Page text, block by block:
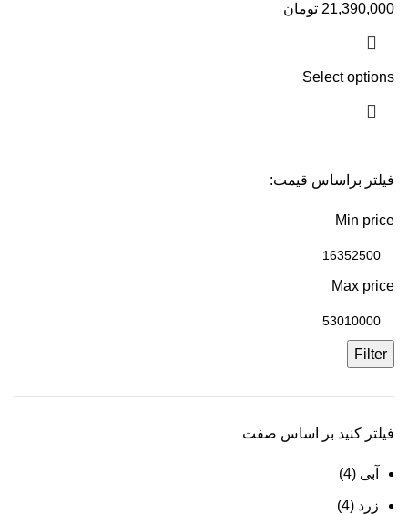
فیلتر براساس قیمت:
Min price
Max price
Filter
فیلتر کنید بر اساس صفت
آبی (4)
زرد (4)
21,390,000 تومان
Select options